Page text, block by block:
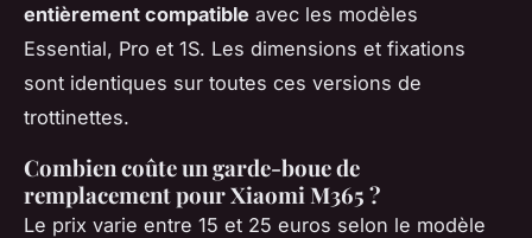
entièrement compatible avec les modèles
Essential, Pro et 1S. Les dimensions et fixations
sont identiques sur toutes ces versions de
trottinettes.
Combien coûte un garde-boue de
remplacement pour Xiaomi M365 ?
Le prix varie entre 15 et 25 euros selon le modèle